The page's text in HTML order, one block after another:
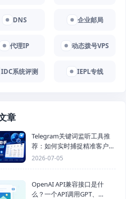
DNS 企业邮局
代理IP 动态拨号VPS
IDC系统评测 IEPL专线
章
Telegram关键词监听工具推
荐：如何实时捕捉精准客户，
提高获客效率？
2026-07-05
OpenAI API兼容接口是什
么？一个API调用GPT、